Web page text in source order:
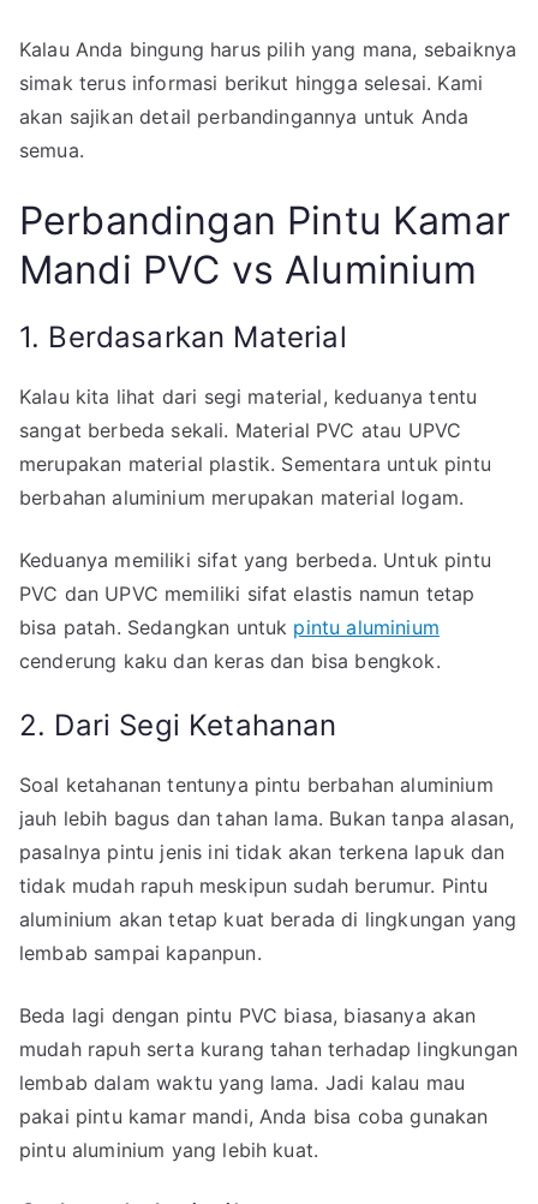
Kalau Anda bingung harus pilih yang mana, sebaiknya
simak terus informasi berikut hingga selesai. Kami
akan sajikan detail perbandingannya untuk Anda
semua.
Perbandingan Pintu Kamar
Mandi PVC vs Aluminium
1. Berdasarkan Material
Kalau kita lihat dari segi material, keduanya tentu
sangat berbeda sekali. Material PVC atau UPVC
merupakan material plastik. Sementara untuk pintu
berbahan aluminium merupakan material logam.
Keduanya memiliki sifat yang berbeda. Untuk pintu
PVC dan UPVC memiliki sifat elastis namun tetap
bisa patah. Sedangkan untuk pintu aluminium
cenderung kaku dan keras dan bisa bengkok.
2. Dari Segi Ketahanan
Soal ketahanan tentunya pintu berbahan aluminium
jauh lebih bagus dan tahan lama. Bukan tanpa alasan,
pasalnya pintu jenis ini tidak akan terkena lapuk dan
tidak mudah rapuh meskipun sudah berumur. Pintu
aluminium akan tetap kuat berada di lingkungan yang
lembab sampai kapanpun.
Beda lagi dengan pintu PVC biasa, biasanya akan
mudah rapuh serta kurang tahan terhadap lingkungan
lembab dalam waktu yang lama. Jadi kalau mau
pakai pintu kamar mandi, Anda bisa coba gunakan
pintu aluminium yang lebih kuat.